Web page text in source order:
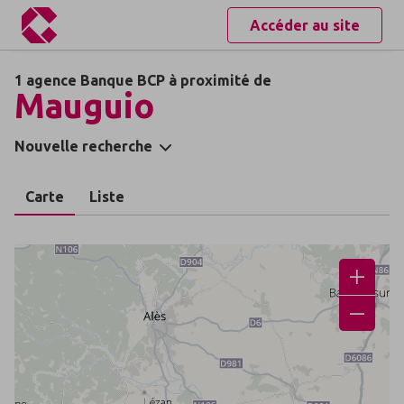
Accéder au site
1 agence Banque BCP à proximité de
Mauguio
Nouvelle recherche
Carte Liste